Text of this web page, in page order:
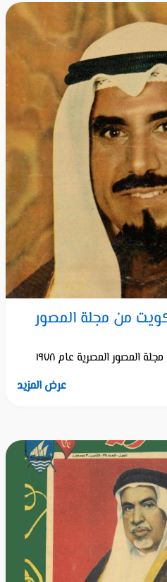
من مجلة المصور
المصرية عام ١٩٧٨
عرض المزيد